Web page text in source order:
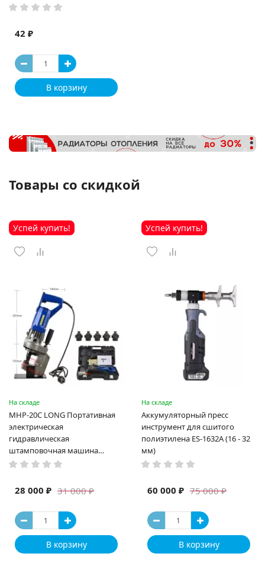
42 ₽
В корзину
Товары со скидкой
Успей купить!
На складе
MHP-20C LONG Портативная
электрическая
гидравлическая
штамповочная машина
высокая мощность и мощный
машина
31 000 ₽
28 000 ₽
В корзину
Успей купить!
На складе
Аккумуляторный пресс
инструмент для сшитого
полиэтилена ES-1632A (16 - 32
мм)
75 000 ₽
60 000 ₽
В корзину